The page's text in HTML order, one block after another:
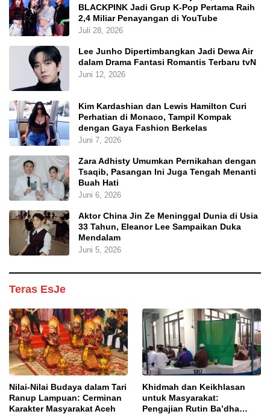
BLACKPINK Jadi Grup K-Pop Pertama Raih
2,4 Miliar Penayangan di YouTube
Juli 28, 2026
Lee Junho Dipertimbangkan Jadi Dewa Air
dalam Drama Fantasi Romantis Terbaru tvN
Juni 12, 2026
Kim Kardashian dan Lewis Hamilton Curi
Perhatian di Monaco, Tampil Kompak
dengan Gaya Fashion Berkelas
Juni 7, 2026
Zara Adhisty Umumkan Pernikahan dengan
Tsaqib, Pasangan Ini Juga Tengah Menanti
Buah Hati
Juni 6, 2026
Aktor China Jin Ze Meninggal Dunia di Usia
33 Tahun, Eleanor Lee Sampaikan Duka
Mendalam
Juni 5, 2026
Teras EsJe
Nilai-Nilai Budaya dalam Tari
Ranup Lampuan: Cerminan
Karakter Masyarakat Aceh
Khidmah dan Keikhlasan
untuk Masyarakat:
Pengajian Rutin Ba’dha